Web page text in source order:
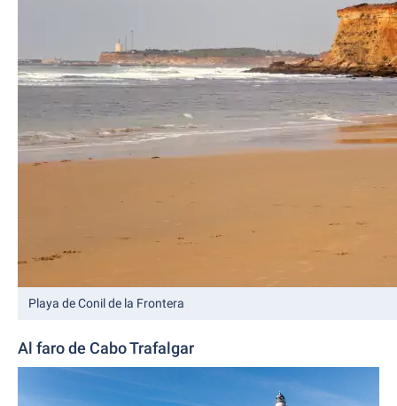
Playa de Conil de la Frontera
Al faro de Cabo Trafalgar